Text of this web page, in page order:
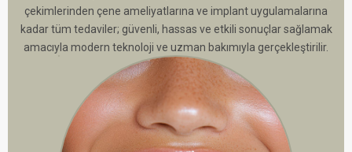
çekimlerinden çene ameliyatlarına ve implant uygulamalarına
kadar tüm tedaviler; güvenli, hassas ve etkili sonuçlar sağlamak
amacıyla modern teknoloji ve uzman bakımıyla gerçekleştirilir.